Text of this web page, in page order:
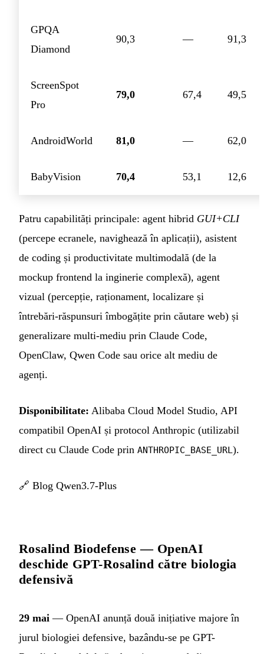
GPQA
Diamond
90,3 — 91,3
ScreenSpot
Pro
79,0 67,4 49,5
AndroidWorld 81,0 — 62,0
BabyVision 70,4 53,1 12,6
Patru capabilități principale: agent hibrid GUI+CLI
(percepe ecranele, navighează în aplicații), asistent
de coding și productivitate multimodală (de la
mockup frontend la inginerie complexă), agent
vizual (percepție, raționament, localizare și
întrebări-răspunsuri îmbogățite prin căutare web) și
generalizare multi-mediu prin Claude Code,
OpenClaw, Qwen Code sau orice alt mediu de
agenți.
Disponibilitate: Alibaba Cloud Model Studio, API
compatibil OpenAI și protocol Anthropic (utilizabil
direct cu Claude Code prin ANTHROPIC_BASE_URL ).
🔗 Blog Qwen3.7-Plus
Rosalind Biodefense — OpenAI
deschide GPT-Rosalind către biologia
defensivă
29 mai — OpenAI anunță două inițiative majore în
jurul biologiei defensive, bazându-se pe GPT-